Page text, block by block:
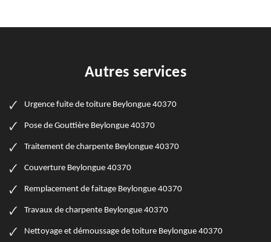
Autres services
Urgence fuite de toiture Beylongue 40370
Pose de Gouttière Beylongue 40370
Traitement de charpente Beylongue 40370
Couverture Beylongue 40370
Remplacement de faitage Beylongue 40370
Travaux de charpente Beylongue 40370
Nettoyage et démoussage de toiture Beylongue 40370